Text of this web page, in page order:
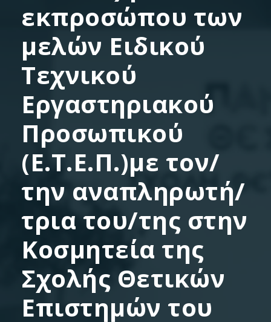
εκπροσώπου των
μελών Ειδικού
Τεχνικού
Εργαστηριακού
Προσωπικού
(Ε.Τ.Ε.Π.)με τον/
την αναπληρωτή/
τρια του/της στην
Κοσμητεία της
Σχολής Θετικών
Επιστημών του